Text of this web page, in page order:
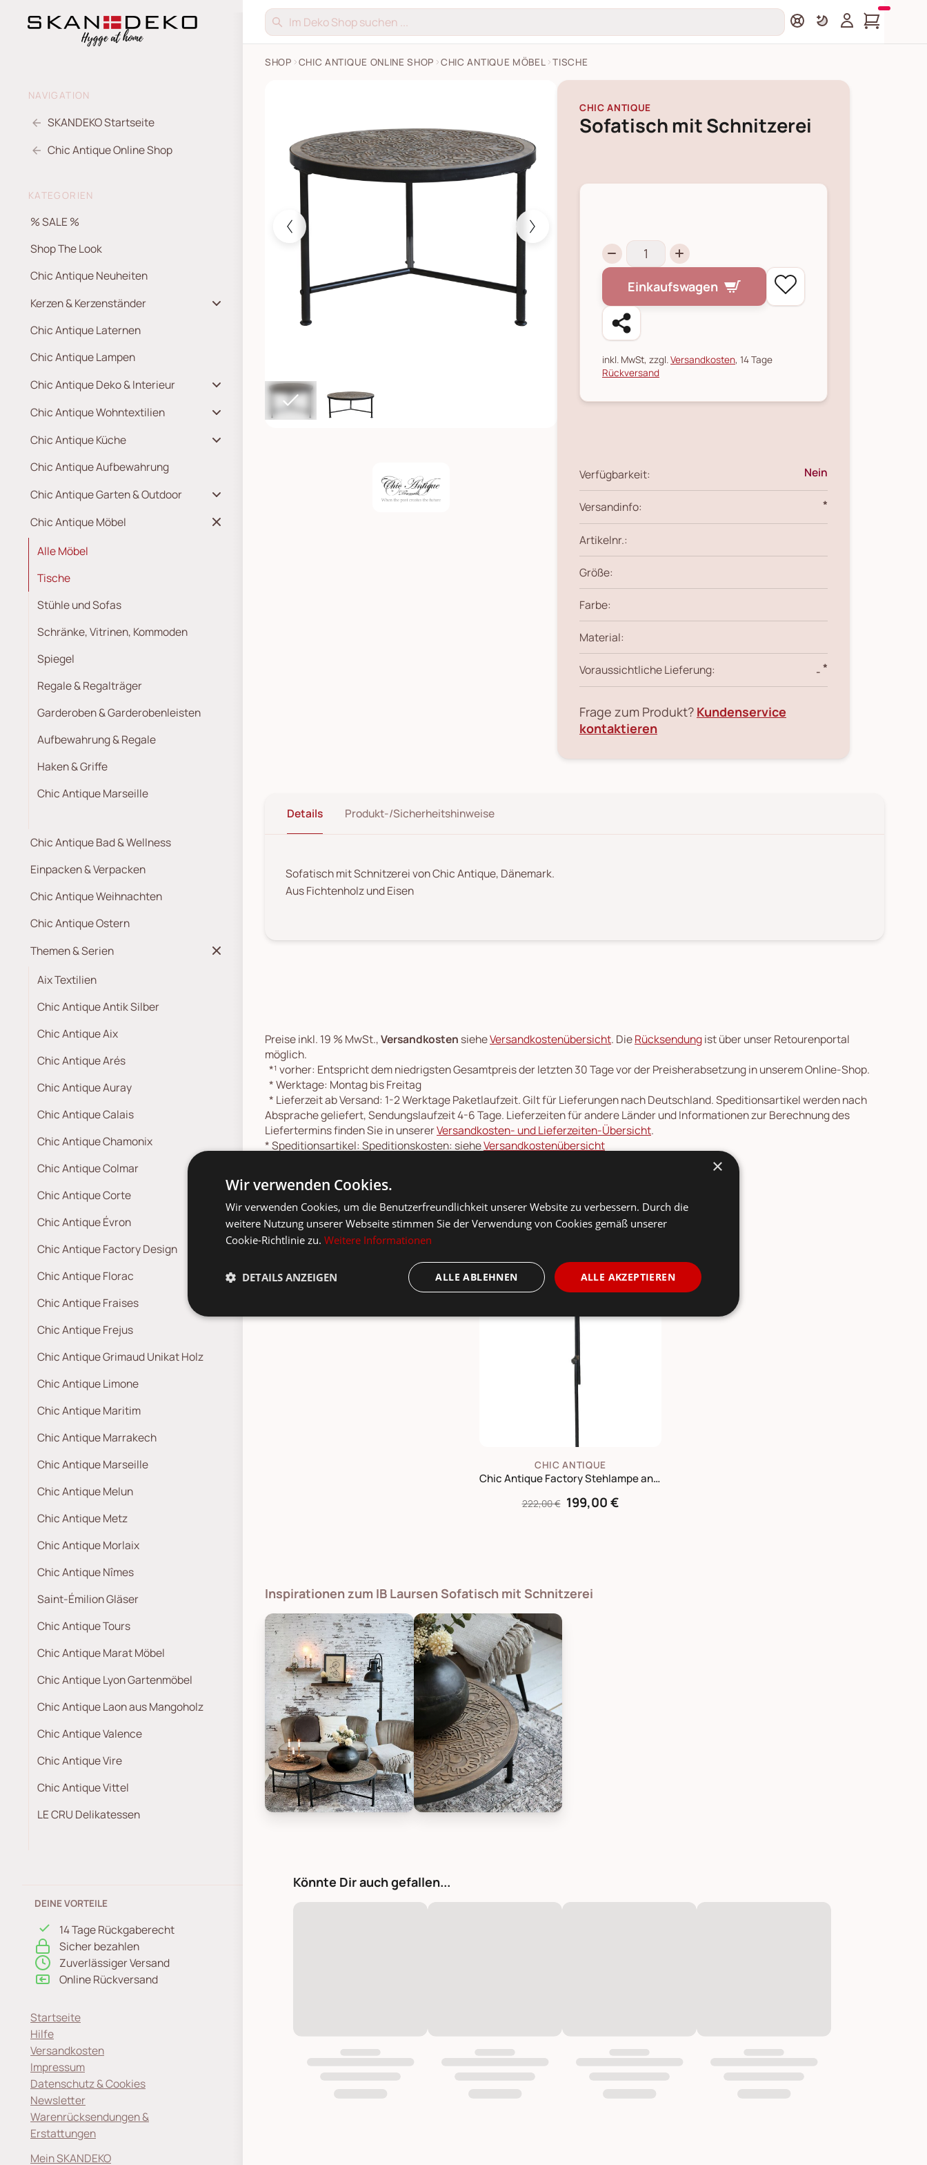
NAVIGATION
SKANDEKO Startseite
Chic Antique Online Shop
KATEGORIEN
% SALE %
Shop The Look
Chic Antique Neuheiten
Kerzen & Kerzenständer
Chic Antique Laternen
Chic Antique Lampen
Chic Antique Deko & Interieur
Chic Antique Wohntextilien
Chic Antique Küche
Chic Antique Aufbewahrung
Chic Antique Garten & Outdoor
Chic Antique Möbel
Alle Möbel
Tische
Stühle und Sofas
Schränke, Vitrinen, Kommoden
Spiegel
Regale & Regalträger
Garderoben & Garderobenleisten
Aufbewahrung & Regale
Haken & Griffe
Chic Antique Marseille
Chic Antique Bad & Wellness
Einpacken & Verpacken
Chic Antique Weihnachten
Chic Antique Ostern
Themen & Serien
Aix Textilien
Chic Antique Antik Silber
Chic Antique Aix
Chic Antique Arés
Chic Antique Auray
Chic Antique Calais
Chic Antique Chamonix
Chic Antique Colmar
Chic Antique Corte
Chic Antique Évron
Chic Antique Factory Design
Chic Antique Florac
Chic Antique Fraises
Chic Antique Frejus
Chic Antique Grimaud Unikat Holz
Chic Antique Limone
Chic Antique Maritim
Chic Antique Marrakech
Chic Antique Marseille
Chic Antique Melun
Chic Antique Metz
Chic Antique Morlaix
Chic Antique Nîmes
Saint-Émilion Gläser
Chic Antique Tours
Chic Antique Marat Möbel
Chic Antique Lyon Gartenmöbel
Chic Antique Laon aus Mangoholz
Chic Antique Valence
Chic Antique Vire
Chic Antique Vittel
LE CRU Delikatessen
DEINE VORTEILE
14 Tage Rückgaberecht
Sicher bezahlen
Zuverlässiger Versand
Online Rückversand
Startseite
Hilfe
Versandkosten
Impressum
Datenschutz & Cookies
Newsletter
Warenrücksendungen &
Erstattungen
Mein SKANDEKO
SHOP CHIC ANTIQUE ONLINE SHOP CHIC ANTIQUE MÖBEL TISCHE
CHIC ANTIQUE
Sofatisch mit Schnitzerei
Einkaufswagen
inkl. MwSt, zzgl.Versandkosten, 14 Tage
Rückversand
Verfügbarkeit: Nein
Versandinfo: *
Artikelnr.:
Größe:
Farbe:
Material:
Voraussichtliche Lieferung: -*
Frage zum Produkt? Kundenservice
kontaktieren
Details Produkt-/Sicherheitshinweise
Sofatisch mit Schnitzerei von Chic Antique, Dänemark.
Aus Fichtenholz und Eisen
Preise inkl. 19 % MwSt.,Versandkosten sieheVersandkostenübersicht. DieRücksendungist über unser Retourenportal
möglich.
*¹vorher: Entspricht dem niedrigsten Gesamtpreis der letzten 30 Tage vor der Preisherabsetzung in unserem Online-Shop.
*Werktage: Montag bis Freitag
* Lieferzeit ab Versand: 1-2 Werktage Paketlaufzeit. Gilt für Lieferungen nach Deutschland. Speditionsartikel werden nach
Absprache geliefert, Sendungslaufzeit 4-6 Tage. Lieferzeiten für andere Länder und Informationen zur Berechnung des
Liefertermins finden Sie in unsererVersandkosten- und Lieferzeiten-Übersicht.
*Speditionsartikel: Speditionskosten: sieheVersandkostenübersicht
Passt dazu ...
CHIC ANTIQUE
Chic Antique Factory Stehlampe antique schwarz
222,00 € 199,00 €
Inspirationen zum IB Laursen Sofatisch mit Schnitzerei
Könnte Dir auch gefallen...
×
Wir verwenden Cookies.
Wir verwenden Cookies, um die Benutzerfreundlichkeit unserer Website zu verbessern. Durch die
weitere Nutzung unserer Webseite stimmen Sie der Verwendung von Cookies gemäß unserer
Cookie-Richtlinie zu. Weitere Informationen
ALLE AKZEPTIEREN
ALLE ABLEHNEN
DETAILS ANZEIGEN